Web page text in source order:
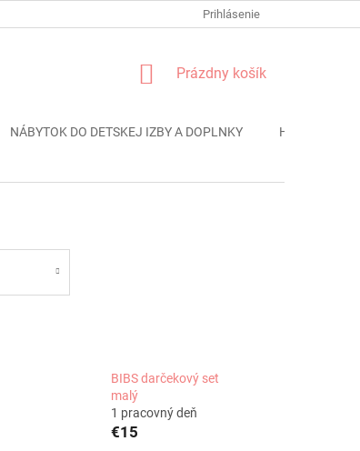
PODMIENKY OCHRANY OSOBNÝCH
Prihlásenie
NÁKUPNÝ
Prázdny košík
NÁBYTOK DO DETSKEJ IZBY A DOPLNKY HRAČKY
BIBS darčekový set
malý
1 pracovný deň
€15